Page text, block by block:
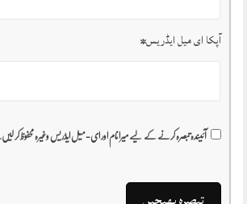
آپکا ای میل ایڈریس*
آئیندہ تبصرہ کرنے کے لیے میرا نام اور ای-میل ایڈریس وغیرہ محفوظ کر لیں۔